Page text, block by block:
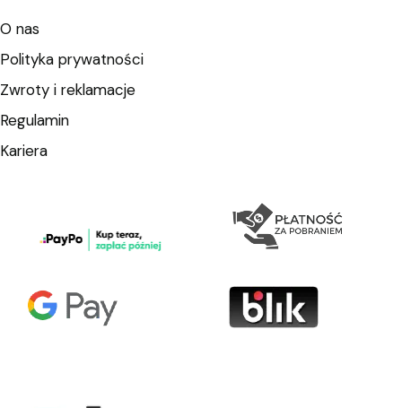
O nas
Polityka prywatności
Zwroty i reklamacje
Regulamin
Kariera